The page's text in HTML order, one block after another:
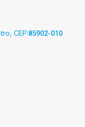
CEP:85902-010